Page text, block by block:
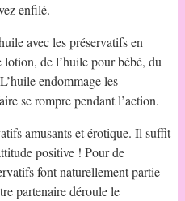
enfilé.
avec les préservatifs en
de l’huile pour bébé, du
endommage les
se rompre pendant l’action.
amusants et érotique. Il suffit
positive ! Pour de
font naturellement partie
partenaire déroule le